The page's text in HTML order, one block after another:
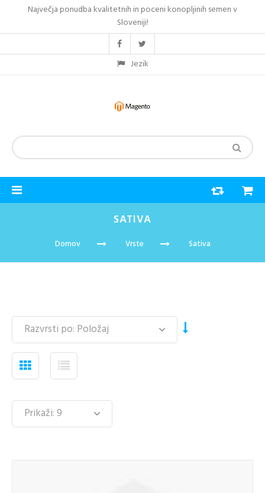
Največja ponudba kvalitetnih in poceni konopljinih semen v
Sloveniji!
Jezik
SATIVA
Domov Vrste Sativa